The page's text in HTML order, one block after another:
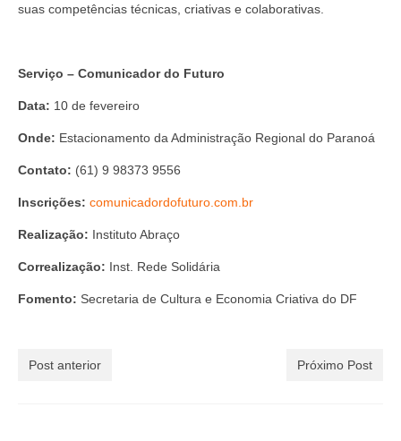
suas competências técnicas, criativas e colaborativas.
Serviço – Comunicador do Futuro
Data: 10 de fevereiro
Onde: Estacionamento da Administração Regional do Paranoá
Contato: (61) 9 98373 9556
Inscrições: comunicadordofuturo.com.br
Realização: Instituto Abraço
Correalização: Inst. Rede Solidária
Fomento: Secretaria de Cultura e Economia Criativa do DF
Post anterior Próximo Post